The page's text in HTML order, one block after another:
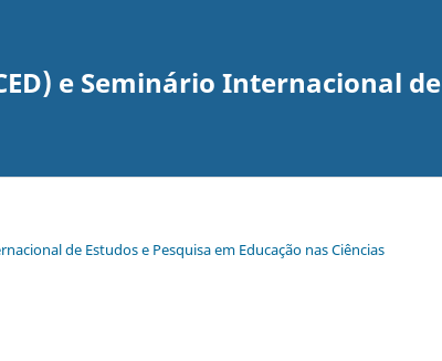
e Seminário Internacional
de Estudos e Pesquisa em Educação nas Ciências